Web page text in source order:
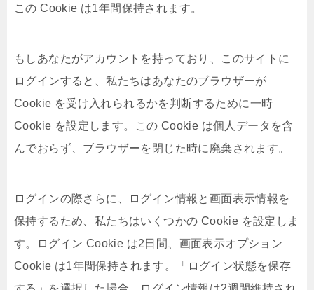
この Cookie は1年間保持されます。
もしあなたがアカウントを持っており、このサイトに
ログインすると、私たちはあなたのブラウザーが
Cookie を受け入れられるかを判断するために一時
Cookie を設定します。この Cookie は個人データを含
んでおらず、ブラウザーを閉じた時に廃棄されます。
ログインの際さらに、ログイン情報と画面表示情報を
保持するため、私たちはいくつかの Cookie を設定しま
す。ログイン Cookie は2日間、画面表示オプション
Cookie は1年間保持されます。「ログイン状態を保存